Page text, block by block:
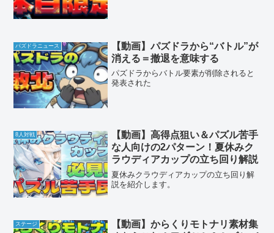
パズドラニュース
【動画】パズドラから“バトル”が
消える＝撤退を意味する
パズドラからバトル要素が削除されると
発表された
8人対戦
【動画】高得点狙い＆パズル苦手
な人向けの2パターン！夏休みク
ラウディアカップの立ち回り解説
夏休みクラウディアカップの立ち回り解
説を紹介します。
ステージ
【動画】からくりモトナリ素材集